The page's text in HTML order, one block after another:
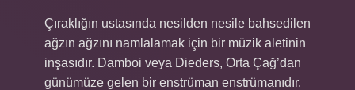
Çıraklığın ustasında nesilden nesile bahsedilen
ağzın ağzını namlalamak için bir müzik aletinin
inşasıdır. Damboi veya Dieders, Orta Çağ’dan
günümüze gelen bir enstrüman enstrümanıdır.